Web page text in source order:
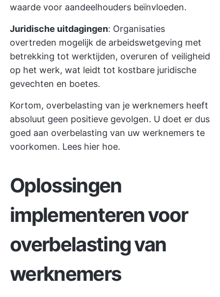
waarde voor aandeelhouders beïnvloeden.
Juridische uitdagingen: Organisaties
overtreden mogelijk de arbeidswetgeving met
betrekking tot werktijden, overuren of veiligheid
op het werk, wat leidt tot kostbare juridische
gevechten en boetes.
Kortom, overbelasting van je werknemers heeft
absoluut geen positieve gevolgen. U doet er dus
goed aan overbelasting van uw werknemers te
voorkomen. Lees hier hoe.
Oplossingen
implementeren voor
overbelasting van
werknemers